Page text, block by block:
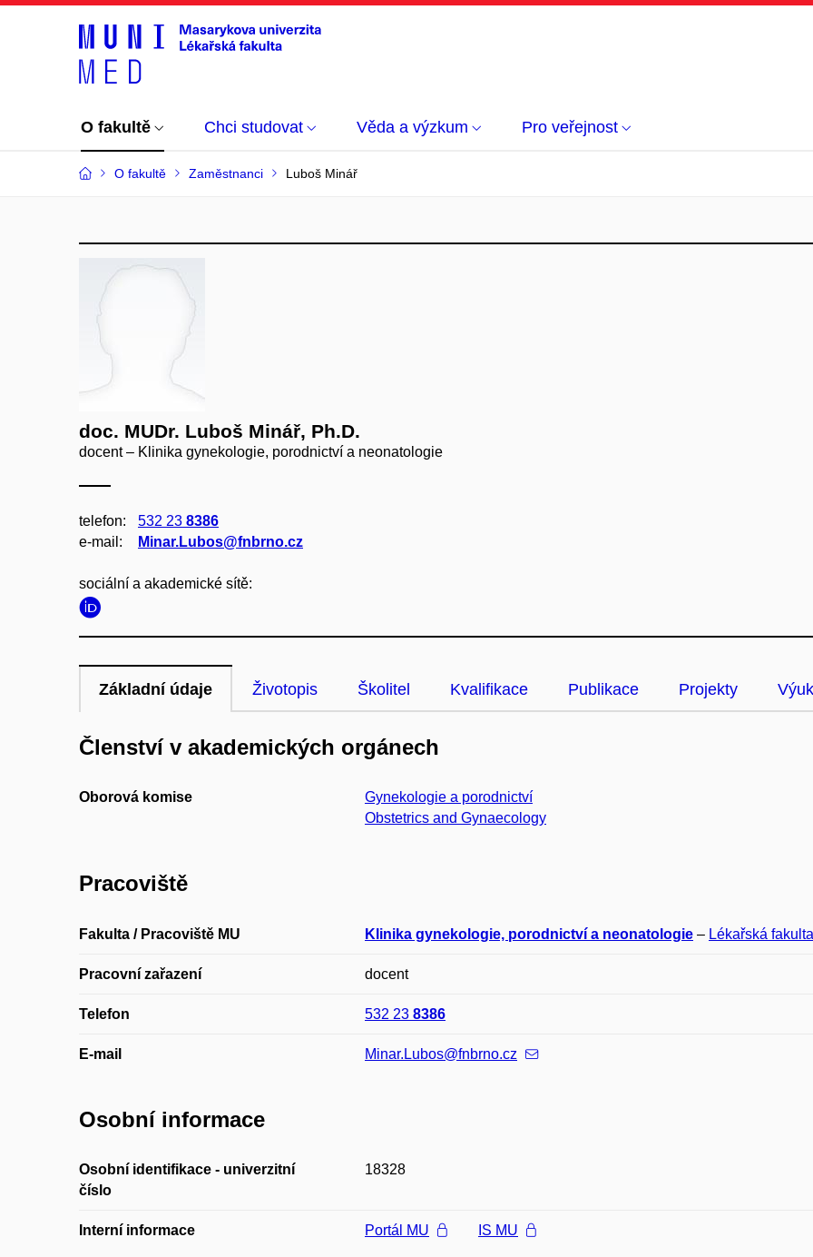
O fakultě Chci studovat Věda a výzkum Pro veřejnost
O fakultě Zaměstnanci Luboš Minář
doc. MUDr. Luboš Minář, Ph.D.
docent – Klinika gynekologie, porodnictví a neonatologie
telefon: 532 23 8386
e‑mail:
Minar.Lubos@fnbrno.cz
sociální a akademické sítě:
Základní údaje Životopis Školitel Kvalifikace Publikace Projekty
Členství v akademických orgánech
Oborová komise
Gynekologie a porodnictví
Obstetrics and Gynaecology
Pracoviště
Fakulta / Pracoviště MU Klinika gynekologie, porodnictví a neonatologie – Lékařská fakulta
Pracovní zařazení docent
Telefon 532 23 8386
E-mail Minar.Lubos@fnbrno.cz
Osobní informace
Osobní identifikace - univerzitní
číslo
18328
Interní informace Portál MU IS MU